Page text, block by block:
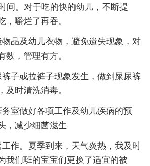
间。对于吃的快的幼儿，不断提
，嚼烂了再吞。
品及幼儿衣物，避免遗失现象，对
数，管理有方。
子或拉裤子现象发生，做到屎尿裤
及时清洗消毒。
室做好各项工作及幼儿疾病的预
，减少细菌滋生
作。夏季到来，天气炎热，我及时
我们班的宝宝们更换了适宜的被